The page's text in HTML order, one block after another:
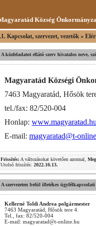
Község
Kapcsolat, szervezet, vezetők »
A közfeladatot ellátó szerv hivatalos neve,
Magyaratád Községi
7463 Magyaratád, Hősök
tel./fax: 82/520-004
Honlap: www.magyaratad.hu
E-mail: magyaratad@t-
Frissítés: A változásokat követően azonnal,
Utolsó frissítés: 2022.10.13.
A szervezeten belül illetékes
Kellerné Toldi Andrea polgármester
7463 Magyaratád, Hősök tere 4.
Tel., fax: 82/520-004
E-mail: magyaratad@t-online.hu